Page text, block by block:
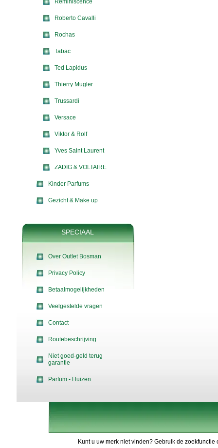
Reminiscence
Roberto Cavalli
Rochas
Tabac
Ted Lapidus
Thierry Mugler
Trussardi
Versace
Viktor & Rolf
Yves Saint Laurent
ZADIG & VOLTAIRE
Kinder Parfums
Gezicht & Make up
SPECIAAL
Over Outlet Bosman
Privacy Policy
Betaalmogelijkheden
Veelgestelde vragen
Contact
Routebeschrijving
Niet goed-geld terug
garantie
Parfum - Huizen
Kunt u uw merk niet vinden? Gebruik de